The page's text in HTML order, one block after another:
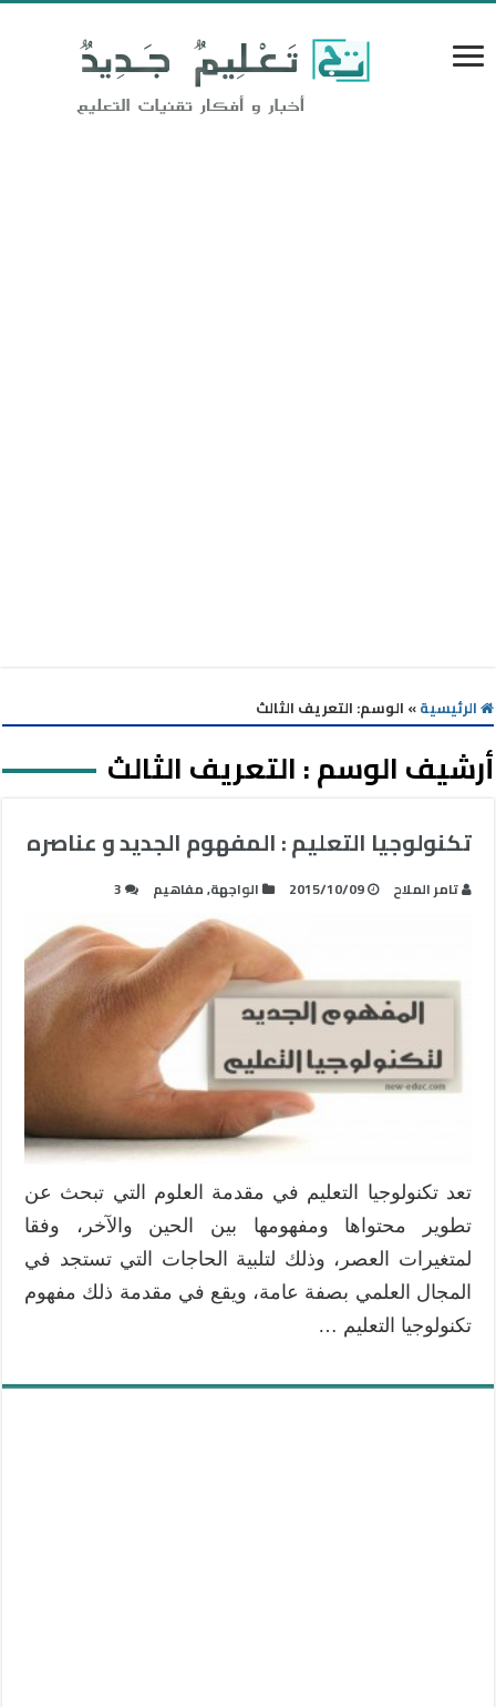
الرئيسية» الوسم: التعريف الثالث
أرشيف الوسم :التعريف الثالث
تكنولوجيا التعليم : المفهوم الجديد و عناصره
تامر الملاح 2015/10/09 الواجهة,مفاهيم 3
تعد تكنولوجيا التعليم في مقدمة العلوم التي تبحث عن
تطوير محتواها ومفهومها بين الحين والآخر، وفقا
لمتغيرات العصر، وذلك لتلبية الحاجات التي تستجد في
المجال العلمي بصفة عامة، ويقع في مقدمة ذلك مفهوم
تكنولوجيا التعليم …